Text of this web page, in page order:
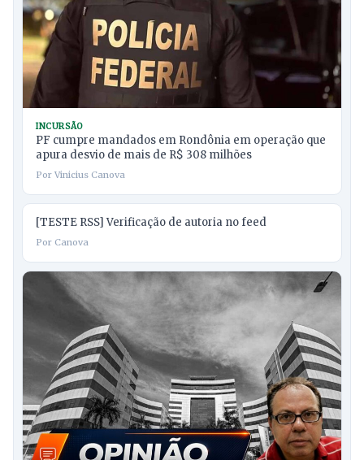
INCURSÃO
PF cumpre mandados em Rondônia em operação que
apura desvio de mais de R$ 308 milhões
Por Vinicius Canova
[TESTE RSS] Verificação de autoria no feed
Por Canova